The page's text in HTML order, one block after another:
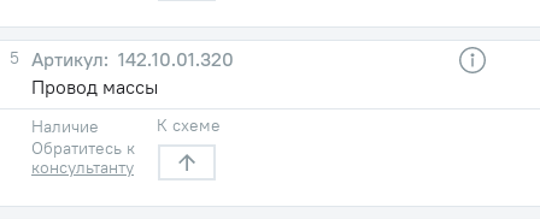
5
142.10.01.320
Провод массы
Наличие
Обратитесь к
консультанту
К схеме